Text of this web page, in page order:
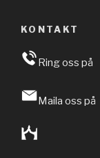
KONTAKT
Ring oss på
Maila oss på